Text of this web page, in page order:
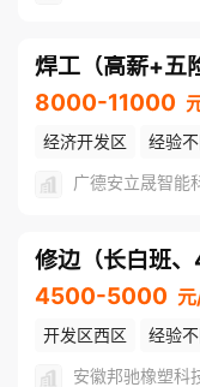
焊工（高薪+五
8000-11000
经济开发区
经验
广德安立晟智能
修边（长白班
4500-5000
开发区西区
经验
安徽邦驰橡塑科